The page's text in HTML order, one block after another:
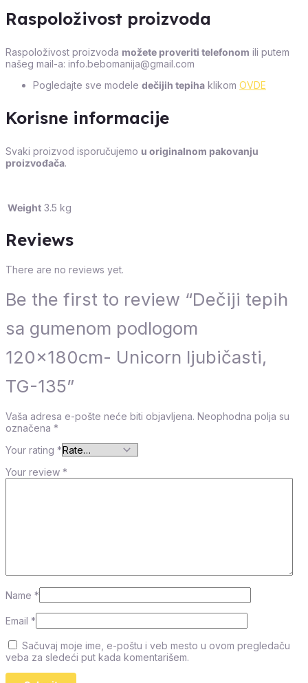
Raspoloživost proizvoda
Raspoloživost proizvoda možete proveriti telefonom ili putem
našeg mail-a: info.bebomanija@gmail.com
Pogledajte sve modele dečijih tepiha klikom OVDE
Korisne informacije
Svaki proizvod isporučujemo u originalnom pakovanju
proizvođača.
Weight 3.5 kg
Reviews
There are no reviews yet.
Be the first to review “Dečiji tepih
sa gumenom podlogom
120x180cm- Unicorn ljubičasti,
TG-135”
Vaša adresa e-pošte neće biti objavljena. Neophodna polja su
označena *
Your rating *
Your review *
Name *
Email *
Sačuvaj moje ime, e-poštu i veb mesto u ovom pregledaču
veba za sledeći put kada komentarišem.